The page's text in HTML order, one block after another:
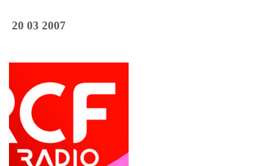
20 03 2007